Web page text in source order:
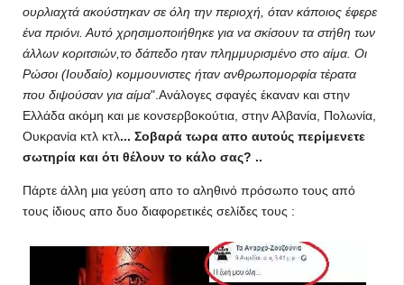
ουρλιαχτά ακούστηκαν σε όλη την περιοχή, όταν κάποιος έφερε
ένα πριόνι. Αυτό χρησιμοποιήθηκε για να σκίσουν τα στήθη των
άλλων κοριτσιών,το δάπεδο ηταν πλημμυρισμένο στο αίμα. Οι
Ρώσοι (Ιουδαίο) κομμουνιστες ήταν ανθρωπομορφία τέρατα
που διψούσαν για αίμα".Ανάλογες σφαγές έκαναν και στην
Ελλάδα ακόμη και με κονσερβοκούτια, στην Αλβανία, Πολωνία,
Ουκρανία κτλ κτλ... Σοβαρά τωρα απο αυτούς περίμενετε
σωτηρία και ότι θέλουν το κάλο σας? ..
Πάρτε άλλη μια γεύση απο το αληθινό πρόσωπο τους από
τους ίδιους απο δυο διαφορετικές σελίδες τους :